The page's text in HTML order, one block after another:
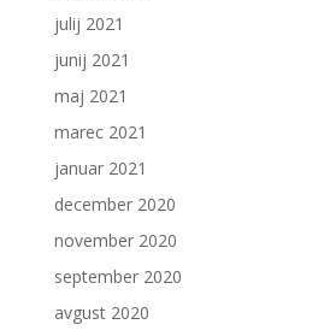
julij 2021
junij 2021
maj 2021
marec 2021
januar 2021
december 2020
november 2020
september 2020
avgust 2020